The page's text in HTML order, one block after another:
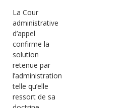
La Cour
administrative
d’appel
confirme la
solution
retenue par
l’administration
telle qu’elle
ressort de sa